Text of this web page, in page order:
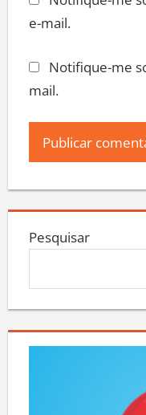
Notifique-me
e-mail.
Notifique-me
mail.
Pesquisar